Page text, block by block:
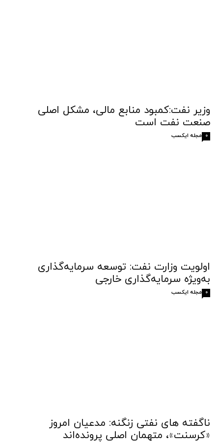
وزیر نفت:کمبود منابع مالی، مشکل اصلی
صنعت نفت است
مجله ایکسب 0
اولویت وزارت نفت: توسعه سرمایه‌گذاری
به‌ویژه سرمایه‌گذاری خارجی
مجله ایکسب 0
ناگفته های نفتی زنگنه: مدعیان امروز
«کرسنت»، متهمان اصلی پرونده‌اند